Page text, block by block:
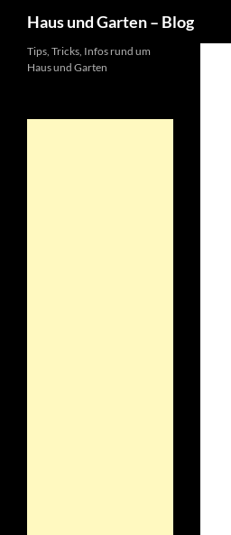
Haus und Garten – Blog
Tips, Tricks, Infos rund um
Haus und Garten